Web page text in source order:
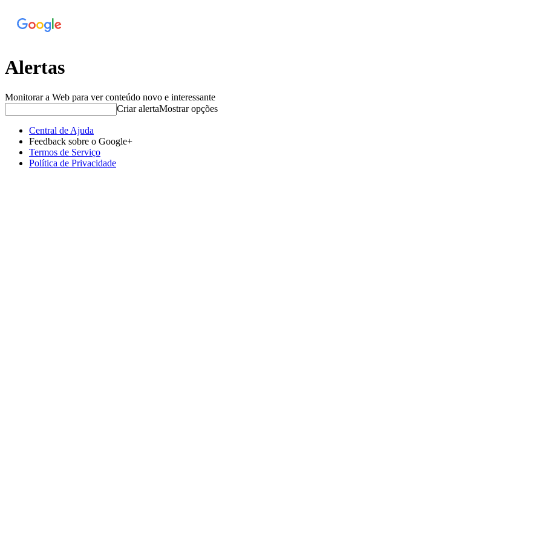
Alertas
Monitorar a Web para ver conteúdo novo e interessante
Criar alertaMostrar opções
Central de Ajuda
Feedback sobre o Google+
Termos de Serviço
Política de Privacidade